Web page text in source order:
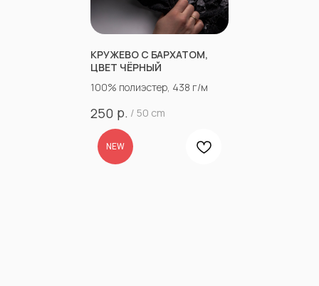
КРУЖЕВО С БАРХАТОМ,
ЦВЕТ ЧЁРНЫЙ
100% полиэстер, 438 г/м
250 р. / 50 cm
NEW